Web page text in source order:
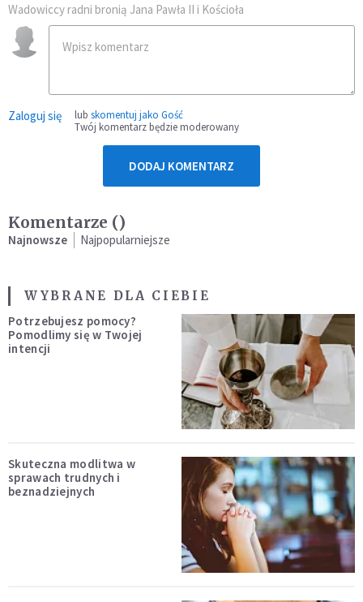
Wadowiccy radni bronią Jana Pawła II i Kościoła
Zaloguj się lub skomentuj jako Gość
Twój komentarz będzie moderowany
DODAJ KOMENTARZ
Komentarze ()
Najnowsze Najpopularniejsze
WYBRANE DLA CIEBIE
Potrzebujesz pomocy?
Pomodlimy się w Twojej
intencji
Skuteczna modlitwa w
sprawach trudnych i
beznadziejnych